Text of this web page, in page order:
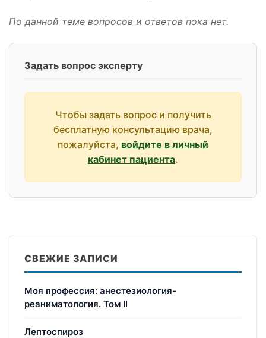
По данной теме вопросов и ответов пока нет.
Задать вопрос эксперту
Чтобы задать вопрос и получить
бесплатную консультацию врача,
пожалуйста, войдите в личный
кабинет пациента.
СВЕЖИЕ ЗАПИСИ
Моя профессия: анестезиология-
реаниматология. Том II
Лептоспироз